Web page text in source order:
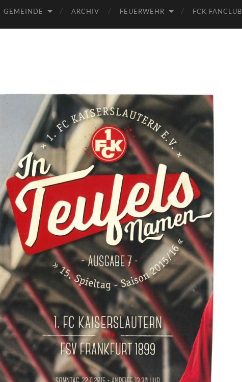
GEMEINDE ARCHIV FEUERWEHR FCK FANCLUB